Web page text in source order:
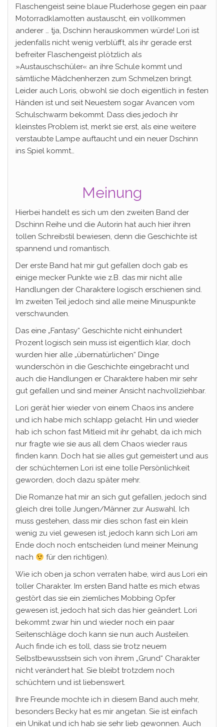
Flaschengeist seine blaue Pluderhose gegen ein paar
Motorradklamotten austauscht, ein vollkommen
anderer … tja, Dschinn herauskommen würde! Lori ist
jedenfalls nicht wenig verblüfft, als ihr gerade erst
befreiter Flaschengeist plötzlich als
»Austauschschüler« an ihre Schule kommt und
sämtliche Mädchenherzen zum Schmelzen bringt.
Leider auch Loris, obwohl sie doch eigentlich in festen
Händen ist und seit Neuestem sogar Avancen vom
Schulschwarm bekommt. Dass dies jedoch ihr
kleinstes Problem ist, merkt sie erst, als eine weitere
verstaubte Lampe auftaucht und ein neuer Dschinn
ins Spiel kommt…
Meinung
Hierbei handelt es sich um den zweiten Band der
Dschinn Reihe und die Autorin hat auch hier ihren
tollen Schreibstil bewiesen, denn die Geschichte ist
spannend und romantisch.
Der erste Band hat mir gut gefallen doch gab es
einige mecker Punkte wie z.B. das mir nicht alle
Handlungen der Charaktere logisch erschienen sind.
Im zweiten Teil jedoch sind alle meine Minuspunkte
verschwunden.
Das eine „Fantasy“ Geschichte nicht einhundert
Prozent logisch sein muss ist eigentlich klar, doch
wurden hier alle „übernatürlichen“ Dinge
wunderschön in die Geschichte eingebracht und
auch die Handlungen er Charaktere haben mir sehr
gut gefallen und sind meiner Ansicht nachvollziehbar.
Lori gerät hier wieder von einem Chaos ins andere
und ich habe mich schlapp gelacht. Hin und wieder
hab ich schon fast Mitleid mit ihr gehabt, da ich mich
nur fragte wie sie aus all dem Chaos wieder raus
finden kann. Doch hat sie alles gut gemeistert und aus
der schüchternen Lori ist eine tolle Persönlichkeit
geworden, doch dazu später mehr.
Die Romanze hat mir an sich gut gefallen, jedoch sind
gleich drei tolle Jungen/Männer zur Auswahl. Ich
muss gestehen, dass mir dies schon fast ein klein
wenig zu viel gewesen ist, jedoch kann sich Lori am
Ende doch noch entscheiden (und meiner Meinung
nach
für den richtigen).
Wie ich oben ja schon verraten habe, wird aus Lori ein
toller Charakter. Im ersten Band hatte es mich etwas
gestört das sie ein ziemliches Mobbing Opfer
gewesen ist, jedoch hat sich das hier geändert. Lori
bekommt zwar hin und wieder noch ein paar
Seitenschläge doch kann sie nun auch Austeilen.
Auch finde ich es toll, dass sie trotz neuem
Selbstbewusstsein sich von ihrem „Grund“ Charakter
nicht verändert hat. Sie bleibt trotzdem noch
schüchtern und ist liebenswert.
Ihre Freunde mochte ich in diesem Band auch mehr,
besonders Becky hat es mir angetan. Sie ist einfach
ein Unikat und ich hab sie sehr lieb gewonnen. Auch